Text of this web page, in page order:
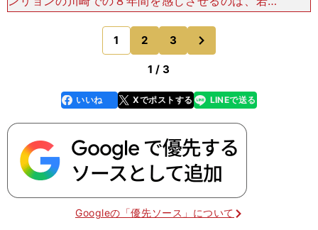
日の板倉滉（現ボルシアMG）の姿も目にしている
ことだ。2016～17年と共に在籍している。この２
年間わずか
1 2 3
1 / 3
faceboo
k
いいね Xでポストする
line LINEで送る
Googleの「優先ソース」について